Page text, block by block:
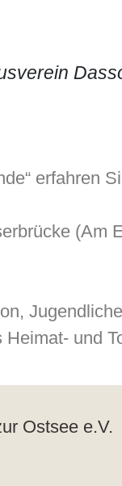
erfahren
(Am
und
Ostsee e.V.